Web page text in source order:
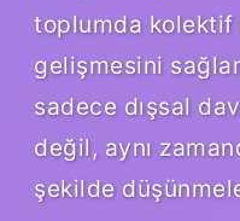
toplumda kolektif
gelişmesini
sadece dışsal
değil, aynı
şekilde